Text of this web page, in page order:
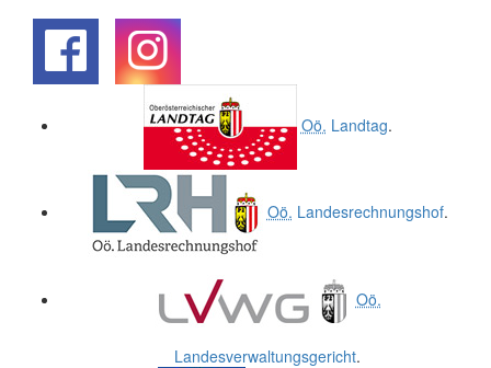
Oö. Landtag.
Oö. Landesrechnungshof.
Oö.
Landesverwaltungsgericht.